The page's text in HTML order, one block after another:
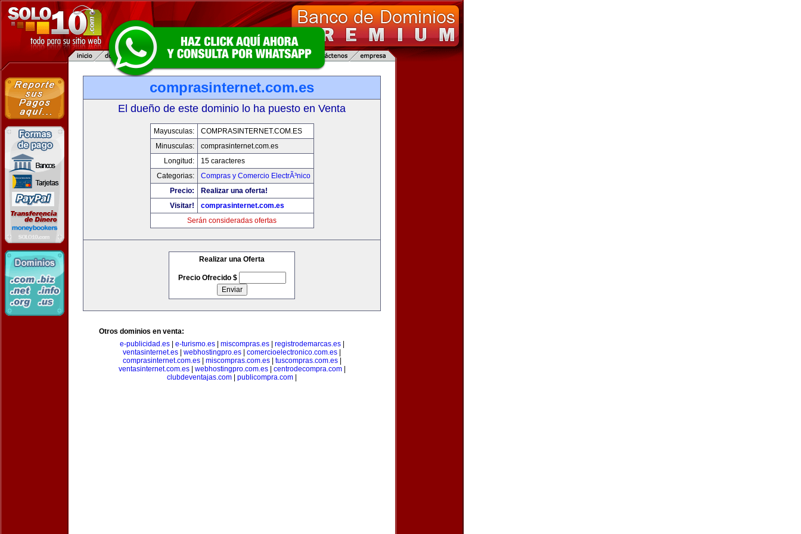
comprasinternet.com.es
El dueño de este dominio lo ha puesto en Venta
Mayusculas:
COMPRASINTERNET.COM.ES
Minusculas:
comprasinternet.com.es
Longitud:
15 caracteres
Categorias:
Compras y Comercio ElectrÃ³nico
Precio:
Realizar una oferta!
Visitar!
comprasinternet.com.es
Serán consideradas ofertas
Realizar una Oferta
Precio Ofrecido $
Otros dominios en venta:
e-publicidad.es| e-turismo.es| miscompras.es| registrodemarcas.es|
ventasinternet.es
webhostingpro.es comercioelectronico.com.es
comprasinternet.com.es| miscompras.com.es| tuscompras.com.es|
ventasinternet.com.es| webhostingpro.com.es| centrodecompra.com|
clubdeventajas.com
publicompra.com